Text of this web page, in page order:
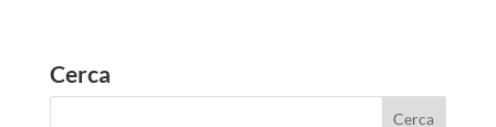
Cerca